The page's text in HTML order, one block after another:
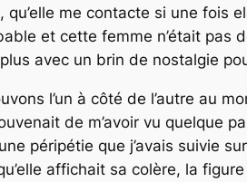
qu’elle me contacte si une fois
et cette femme n’était pas
avec un brin de nostalgie
l’un à côté de l’autre au
de m’avoir vu quelque
péripétie que j’avais suivie
affichait sa colère, la